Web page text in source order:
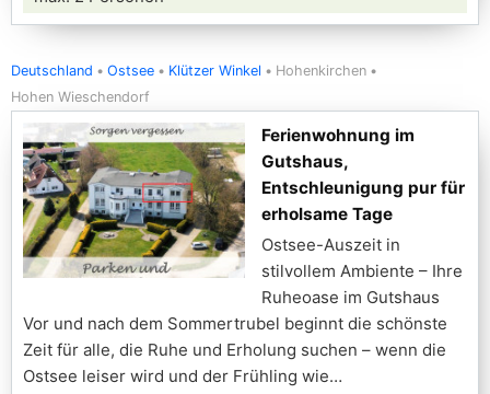
Deutschland Ostsee Klützer Winkel
Hohenkirchen
Hohen Wieschendorf
Ferienwohnung im
Gutshaus,
Entschleunigung pur für
erholsame Tage
Ostsee-Auszeit in
stilvollem Ambiente – Ihre
Ruheoase im Gutshaus
Vor und nach dem Sommertrubel beginnt die schönste
Zeit für alle, die Ruhe und Erholung suchen – wenn die
Ostsee leiser wird und der Frühling wie